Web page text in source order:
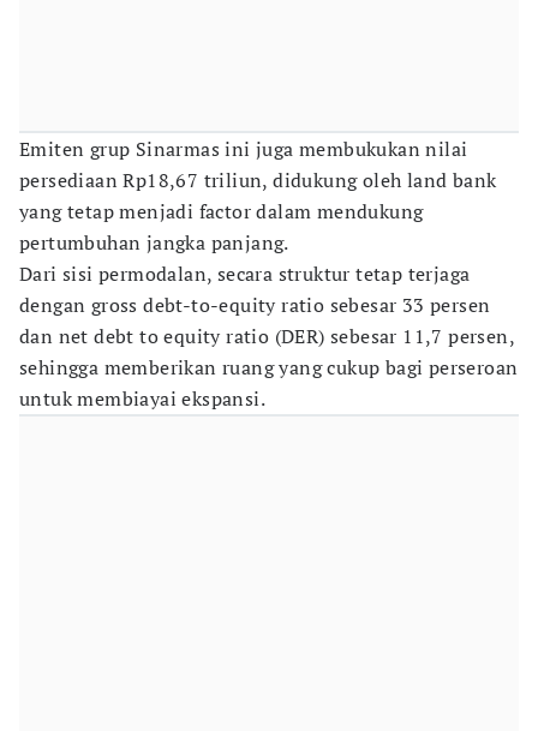
Emiten grup Sinarmas ini juga membukukan nilai
persediaan Rp18,67 triliun, didukung oleh land bank
yang tetap menjadi factor dalam mendukung
pertumbuhan jangka panjang.
Dari sisi permodalan, secara struktur tetap terjaga
dengan gross debt-to-equity ratio sebesar 33 persen
dan net debt to equity ratio (DER) sebesar 11,7 persen,
sehingga memberikan ruang yang cukup bagi perseroan
untuk membiayai ekspansi.